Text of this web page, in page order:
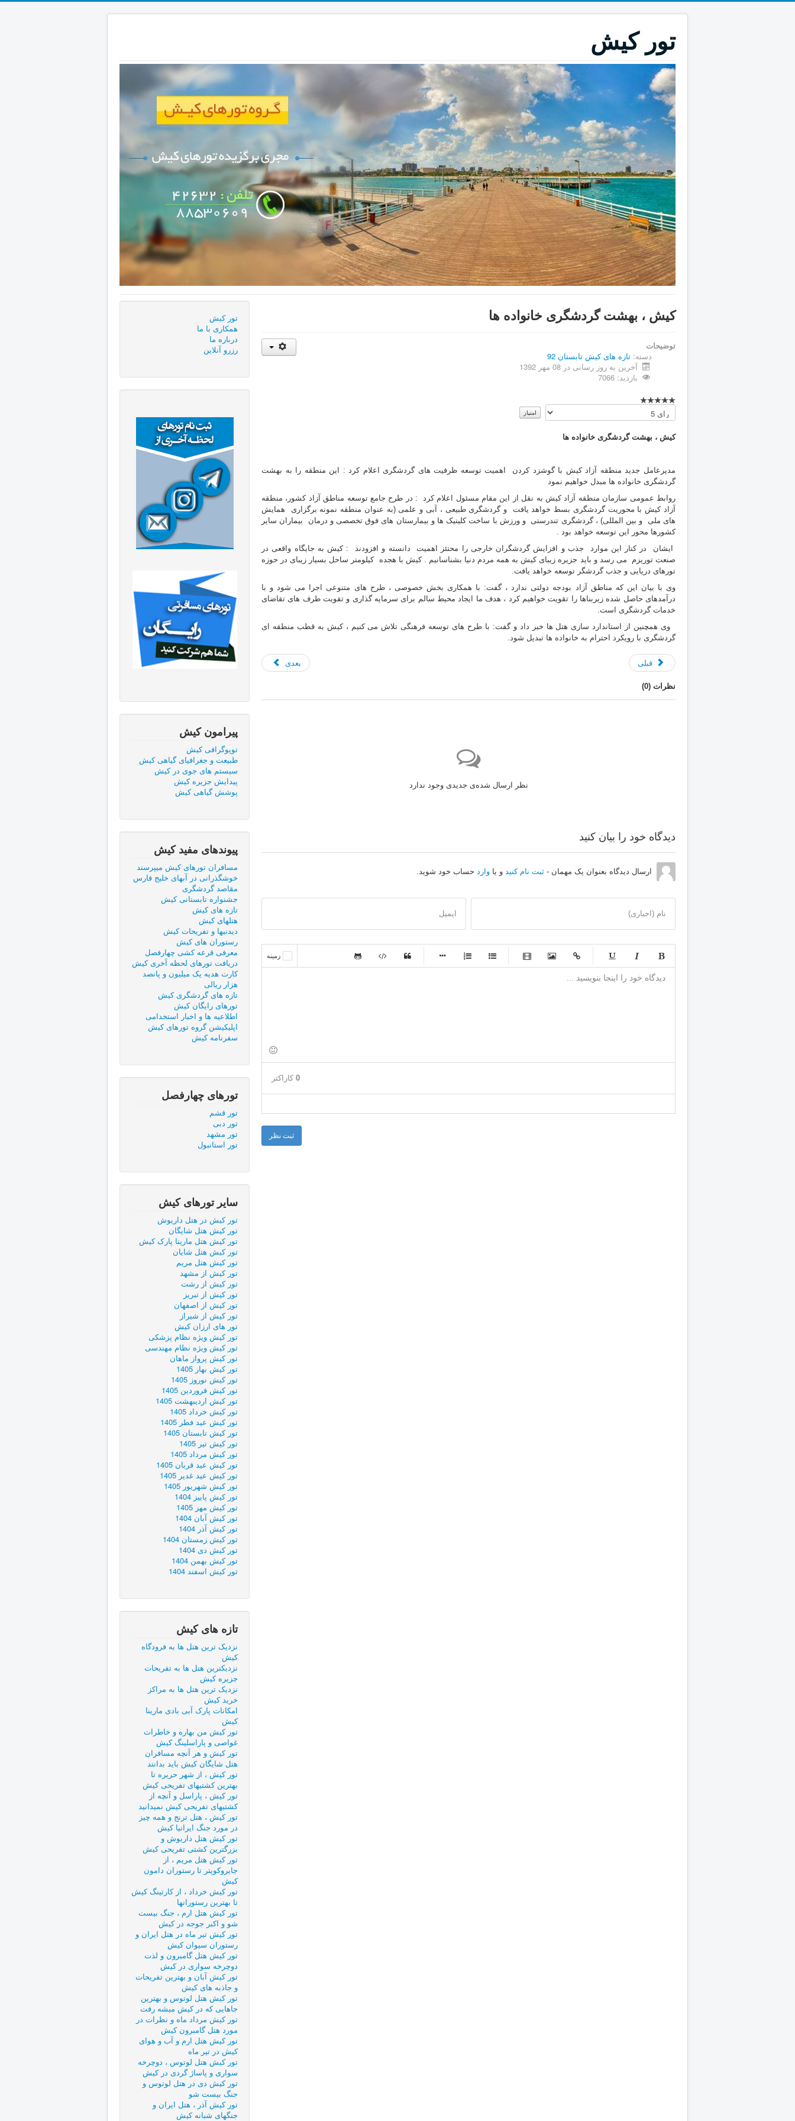
تور کیش
کیش ، بهشت گردشگری خانواده ها
توضیحات
دسته: تازه های كيش تابستان 92
آخرین به روز رسانی در 08 مهر 1392
بازدید: 7066
لطفا
رای
کیش ، بهشت گردشگری خانواده ها
مدیرعامل جدید منطقه آزاد کیش با گوشزد کردن اهمیت توسعه ظرفیت های گردشگری اعلام کرد : این منطقه را به بهشت
گردشگری خانواده ها مبدل خواهیم نمود
روابط عمومی سازمان منطقه آزاد کیش به نقل از این مقام مسئول اعلام کرد : در طرح جامع توسعه مناطق آزاد کشور، منطقه
آزاد کیش با محوریت گردشگری بسط خواهد یافت و گردشگری طبیعی ، آبی و علمی (به عنوان منطقه نمونه برگزاری همایش
های ملی و بین المللی) ، گردشگری تندرستی و ورزش با ساخت کلینیک ها و بیمارستان های فوق تخصصی و درمان بیماران سایر
کشورها محور این توسعه خواهد بود .
ایشان در کنار این موارد جذب و افزایش گردشگران خارجی را محتئز اهمیت دانسته و افزودند : کیش به جایگاه واقعی در
صنعت توریزم می رسد و باید جزیره زیبای کیش به همه مردم دنیا بشناسانیم . کیش با هجده کیلومتر ساحل بسیار زیبای در حوزه
تورهای دریایی و جذب گردشگر توسعه خواهد یافت.
وی با بیان این که مناطق آزاد بودجه دولتی ندارد ، گفت: با همکاری بخش خصوصی ، طرح های متنوعی اجرا می شود و با
درآمدهای حاصل شده زیربناها را تقویت خواهیم کرد ، هدف ما ایجاد محیط سالم برای سرمایه گذاری و تقویت طرف های تقاضای
خدمات گردشگری است.
وی همچنین از استاندارد سازی هتل ها خبر داد و گفت: با طرح های توسعه فرهنگی تلاش می کنیم ، کیش به قطب منطقه ای
گردشگری با رویکرد احترام به خانواده ها تبدیل شود.
قبلی بعدی
نظرات (0
)
نظر ارسال شده‌ی جدیدی وجود ندارد
دیدگاه خود را بیان کنید
ارسال دیدگاه بعنوان یک مهمان - ثبت نام کنید و یا وارد حساب خود شوید.
نام (اجباری) ایمیل
-
-
-
-
زمینه
0 کاراکتر
ثبت نظر
تور کیش
همكاری با ما
درباره ما
رزرو آنلاین
پیرامون کیش
توپوگرافی کیش
طبيعت و جغرافيای گياهی كيش
سیستم های جوی در کیش
پیدایش جزیره کیش
پوشش گياهی كيش
پیوندهای مفید كيش
مسافران تورهای کیش میپرسند
خوشگذرانی در آبهای خلیج فارس
مقاصد گردشگری
جشنواره تابستانی کیش
تازه های کیش
هتلهای کیش
دیدنیها و تفریحات کیش
رستوران های کیش
معرفی قرعه کشی چهارفصل
دریافت تورهای لحظه آخری کیش
کارت هدیه یک میلیون و پانصد
هزار ریالی
تازه های گردشگری کیش
تورهای رایگان کیش
اطلاعیه ها و اخبار استخدامی
اپلیکیشن گروه تورهای کیش
سفرنامه کیش
تورهای چهارفصل
تور قشم
تور دبی
تور مشهد
تور استانبول
ساير تورهای کیش
تور کیش در هتل داریوش
تور كيش هتل شایگان
تور کیش هتل مارینا پارک کیش
تور کیش هتل شایان
تور کیش هتل مریم
تور کیش از مشهد
تور کیش از رشت
تور کیش از تبریز
تور کیش از اصفهان
تور کیش از شیراز
تور های ارزان کیش
تور کیش ویژه نظام پزشکی
تور کیش ویژه نظام مهندسی
تور کیش پرواز ماهان
تور کیش بهار 1405
تور کیش نوروز 1405
تور کیش فروردین 1405
تور کیش اردیبهشت 1405
تور کیش خرداد 1405
تور کیش عید فطر 1405
تور کیش تابستان 1405
تور کیش تیر 1405
تور کیش مرداد 1405
تور کیش عید قربان 1405
تور کیش عید غدیر 1405
تور کیش شهریور 1405
تور کیش پاییز 1404
تور کیش مهر 1405
تور کیش آبان 1404
تور کیش آذر 1404
تور کیش زمستان 1404
تور کیش دی 1404
تور کیش بهمن 1404
تور کیش اسفند 1404
تازه های کیش
نزدیک ترین هتل ها به فرودگاه
کیش
نزدیکترین هتل ها به تفریحات
جزیره کیش
نزدیک ترین هتل ها به مراکز
خرید کیش
امکانات پارک آبی بادی مارینا
کیش
تور کیش من بهاره و خاطرات
غواصی و پاراسلینگ کیش
تور کیش و هر آنچه مسافران
هتل شایگان کیش باید بدانند
تور کیش ، از شهر حریره تا
بهترین کشتیهای تفریحی کیش
تور کیش ، پاراسل و آنچه از
کشتیهای تفریحی کیش نمیدانید
تور کیش ، هتل ترنج و همه چیز
در مورد جنگ ایرانیا کیش
تور کیش هتل داریوش و
بزرگترین کشتی تفریحی کیش
تور کیش هتل مریم ، از
جایروکوپتر تا رستوران دامون
کیش
تور کیش خرداد ، از کارتینگ کیش
تا بهترین رستورانها
تور کیش هتل ارم ، جنگ بیست
شو و اکبر جوجه در کیش
تور کیش تیر ماه در هتل ایران و
رستوران سیوان کیش
تور کیش هتل گامبرون و لذت
دوچرخه سواری در کیش
تور کیش آبان و بهترین تفریحات
و جاذبه های کیش
تور کیش هتل لوتوس و بهترین
جاهایی که در کیش میشه رفت
تور کیش مرداد ماه و نظرات در
مورد هتل گامبرون کیش
تور کیش هتل ارم و آب و هوای
کیش در تیر ماه
تور کیش هتل لوتوس ، دوچرخه
سواری و پاساژ گردی در کیش
تور کیش دی در هتل لوتوس و
جنگ بیست شو
تور کیش آذر ، هتل ایران و
جنگهای شبانه کیش